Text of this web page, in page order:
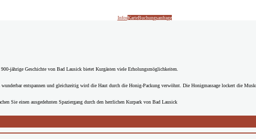
InfosKarteBuchungsanfrage
jährige Geschichte von Bad Lausick bietet Kurgästen viele Erholungsmöglichkeiten.
entspannen und gleichzeitig wird die Haut durch die Honig-Packung verwöhnt. Die Honigmassage lockert die
Sie einen ausgedehnten Spaziergang durch den herrlichen Kurpark von Bad Lausick